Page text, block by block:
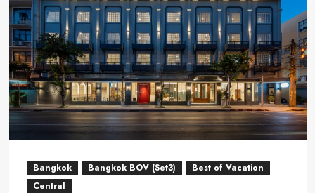
ซ์
ประตู
น้ำ
Bangkok Bangkok BOV (Set3)
Best of Vacation
Central